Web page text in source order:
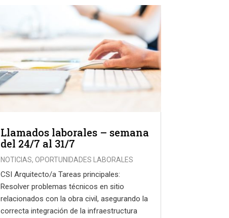
Llamados laborales – semana
del 24/7 al 31/7
NOTICIAS, OPORTUNIDADES LABORALES
CSI Arquitecto/a Tareas principales:
Resolver problemas técnicos en sitio
relacionados con la obra civil, asegurando la
correcta integración de la infraestructura